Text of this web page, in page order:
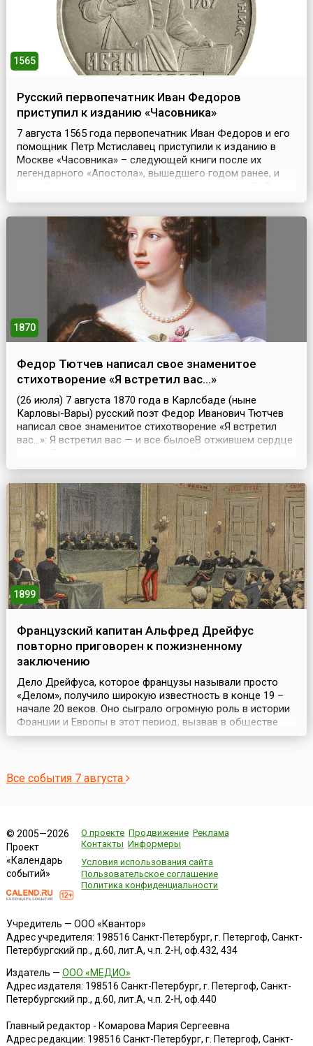
1565
Русский первопечатник Иван Федоров
приступил к изданию «Часовника»
7 августа 1565 года первопечатник Иван Федоров и его
помощник Петр Мстиславец приступили к изданию в
Москве «Часовника» – следующей книги после их
легендарного «Апостола», вышедшего годом ранее, и
завершили в конце сентября. «Часовник», сборник
обучении грамоте, разошелся быстро, после чего посл...
1870
Федор Тютчев написал свое знаменитое
стихотворение «Я встретил вас…»
(26 июля) 7 августа 1870 года в Карлсбаде (ныне
Карловы-Вары) русский поэт Федор Иванович Тютчев
написал свое знаменитое стихотворение «Я встретил
вас…»: Я встретил вас — и все былоеВ отжившем сердце
тепло…Как поздней осени пороюБывают дни, бывает
нас, —Так, весь обвеян д...
1899
Французский капитан Альфред Дрейфус
повторно приговорен к пожизненному
заключению
Дело Дрейфуса, которое французы называли просто
«Делом», получило широкую известность в конце 19 –
начале 20 веков. Оно сыграло огромную роль в истории
Франции и Европы в этот период, вызвав в обществе
социальный конфликт (1896-1906).В 1894 году капитан
пожизненную каторгу. 5 января 1895 года после су...
Все события 7 августа
© 2005—2026
Проект
«Календарь
событий»
О проекте Продвижение Реклама
Контакты Информеры
Условия использования сайта
Пользовательское соглашение
Политика конфиденциальности
Учредитель — ООО «Квантор»
Адрес учредителя: 198516 Санкт-Петербург, г. Петергоф, Санкт-
Петербургский пр., д.60, лит.А, ч.п. 2-Н, оф.432, 434
Издатель — ООО «МЕДИО»
Адрес издателя: 198516 Санкт-Петербург, г. Петергоф, Санкт-
Петербургский пр., д.60, лит.А, ч.п. 2-Н, оф.440
Главный редактор - Комарова Мария Сергеевна
Адрес редакции: 198516 Санкт-Петербург, г. Петергоф, Санкт-